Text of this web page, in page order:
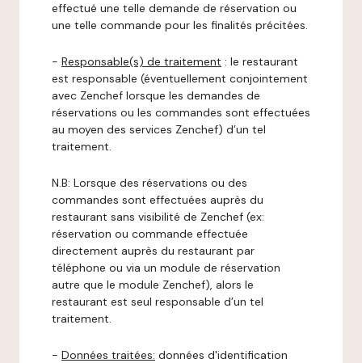
effectué une telle demande de réservation ou
une telle commande pour les finalités précitées.
- Responsable(s) de traitement : le restaurant
est responsable (éventuellement conjointement
avec Zenchef lorsque les demandes de
réservations ou les commandes sont effectuées
au moyen des services Zenchef) d’un tel
traitement.
N.B: Lorsque des réservations ou des
commandes sont effectuées auprès du
restaurant sans visibilité de Zenchef (ex:
réservation ou commande effectuée
directement auprès du restaurant par
téléphone ou via un module de réservation
autre que le module Zenchef), alors le
restaurant est seul responsable d’un tel
traitement.
- Données traitées: données d'identification